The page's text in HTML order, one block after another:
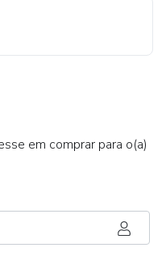
em comprar para o(a)